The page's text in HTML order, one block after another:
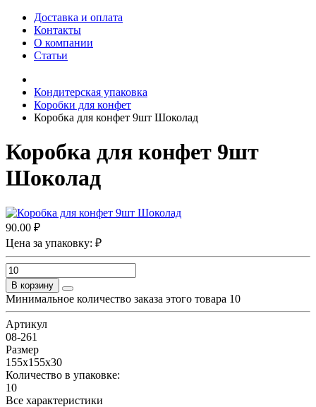
Доставка и оплата
Контакты
О компании
Статьи
Кондитерская упаковка
Коробки для конфет
Коробка для конфет 9шт Шоколад
Коробка для конфет 9шт
Шоколад
90.00 ₽
Цена за упаковку: ₽
В корзину
Минимальное количество заказа этого товара 10
Артикул
08-261
Размер
155х155х30
Количество в упаковке:
10
Все характеристики